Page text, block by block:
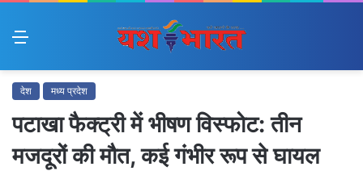
Menu
देश मध्य प्रदेश
पटाखा फैक्ट्री में भीषण विस्फोट: तीन
मजदूरों की मौत, कई गंभीर रूप से घायल